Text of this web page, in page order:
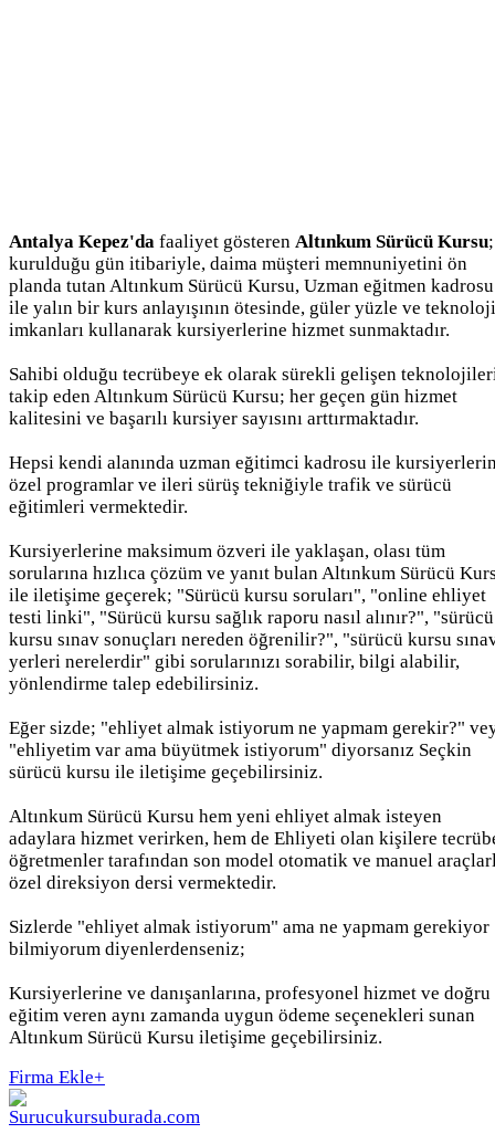
Antalya Kepez'da faaliyet gösteren Altınkum Sürücü Kursu;
kurulduğu gün itibariyle, daima müşteri memnuniyetini ön
planda tutan Altınkum Sürücü Kursu, Uzman eğitmen kadrosu
ile yalın bir kurs anlayışının ötesinde, güler yüzle ve
imkanları kullanarak kursiyerlerine hizmet sunmaktadır.
Sahibi olduğu tecrübeye ek olarak sürekli gelişen
takip eden Altınkum Sürücü Kursu; her geçen gün hizmet
kalitesini ve başarılı kursiyer sayısını arttırmaktadır.
Hepsi kendi alanında uzman eğitimci kadrosu ile
özel programlar ve ileri sürüş tekniğiyle trafik ve sürücü
eğitimleri vermektedir.
Kursiyerlerine maksimum özveri ile yaklaşan, olası tüm
sorularına hızlıca çözüm ve yanıt bulan Altınkum Sürücü
ile iletişime geçerek; "Sürücü kursu soruları", "online ehliyet
testi linki", "Sürücü kursu sağlık raporu nasıl alınır?", "sürücü
kursu sınav sonuçları nereden öğrenilir?", "sürücü kursu
yerleri nerelerdir" gibi sorularınızı sorabilir, bilgi alabilir,
yönlendirme talep edebilirsiniz.
Eğer sizde; "ehliyet almak istiyorum ne yapmam gerekir?"
"ehliyetim var ama büyütmek istiyorum" diyorsanız Seçkin
sürücü kursu ile iletişime geçebilirsiniz.
Altınkum Sürücü Kursu hem yeni ehliyet almak isteyen
adaylara hizmet verirken, hem de Ehliyeti olan kişilere
öğretmenler tarafından son model otomatik ve manuel
özel direksiyon dersi vermektedir.
Sizlerde "ehliyet almak istiyorum" ama ne yapmam gerekiyor
bilmiyorum diyenlerdenseniz;
Kursiyerlerine ve danışanlarına, profesyonel hizmet ve doğru
eğitim veren aynı zamanda uygun ödeme seçenekleri sunan
Altınkum Sürücü Kursu iletişime geçebilirsiniz.
Firma Ekle+